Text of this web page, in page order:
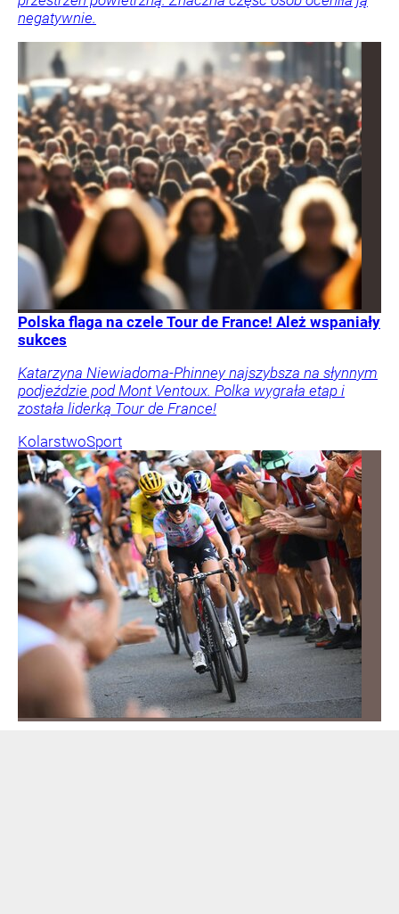
negatywnie.
Polska flaga na czele Tour de France! Ależ wspaniały
sukces
Katarzyna Niewiadoma-Phinney najszybsza na słynnym
podjeździe pod Mont Ventoux. Polka wygrała etap i
została liderką Tour de France!
KolarstwoSport